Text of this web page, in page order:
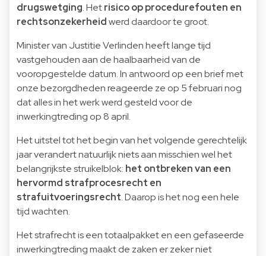
drugswetging. Hetrisico op procedurefouten en
rechtsonzekerheidwerd daardoor te groot.
Minister van Justitie Verlinden heeft lange tijd
vastgehouden aan de haalbaarheid van de
vooropgestelde datum. In antwoord op een brief met
onze bezorgdhedenreageerde ze op 5 februari nog
dat alles in het werk werd gesteld voor de
inwerkingtreding op 8 april.
Het uitstel tot het begin van het volgende gerechtelijk
jaar verandert natuurlijk niets aan misschien wel het
belangrijkste struikelblok: het ontbreken van een
hervormd strafprocesrecht en
strafuitvoeringsrecht. Daarop is het nog een hele
tijd wachten.
Het strafrecht is een totaalpakket en een gefaseerde
inwerkingtreding maakt de zaken er zeker niet